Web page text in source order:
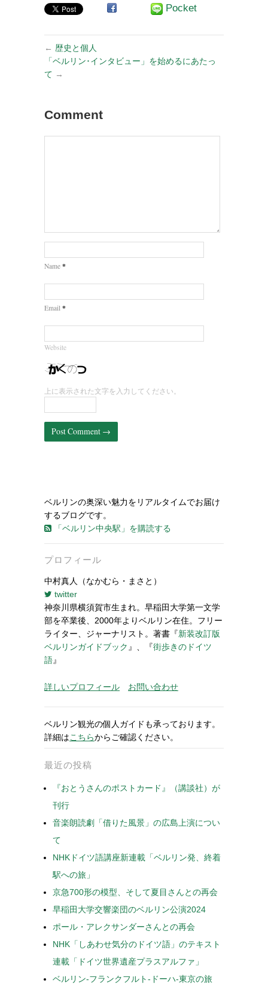
Pocket
← 歴史と個人
「ベルリン･インタビュー」を始めるにあたっ
て →
Comment
Name *
Email *
Website
上に表示された文字を入力してください。
ベルリンの奥深い魅力をリアルタイムでお届け
するブログです。
「ベルリン中央駅」を購読する
プロフィール
中村真人（なかむら・まさと）
twitter
神奈川県横須賀市生まれ。早稲田大学第一文学
部を卒業後、2000年よりベルリン在住。フリー
ライター、ジャーナリスト。著書『新装改訂版
ベルリンガイドブック』、『街歩きのドイツ
語』
詳しいプロフィール お問い合わせ
ベルリン観光の個人ガイドも承っております。
詳細はこちらからご確認ください。
最近の投稿
『おとうさんのポストカード』（講談社）が
刊行
音楽朗読劇「借りた風景」の広島上演につい
て
NHKドイツ語講座新連載「ベルリン発、終着
駅への旅」
京急700形の模型、そして夏目さんとの再会
早稲田大学交響楽団のベルリン公演2024
ポール・アレクサンダーさんとの再会
NHK「しあわせ気分のドイツ語」のテキスト
連載「ドイツ世界遺産プラスアルファ」
ベルリン-フランクフルト-ドーハ-東京の旅